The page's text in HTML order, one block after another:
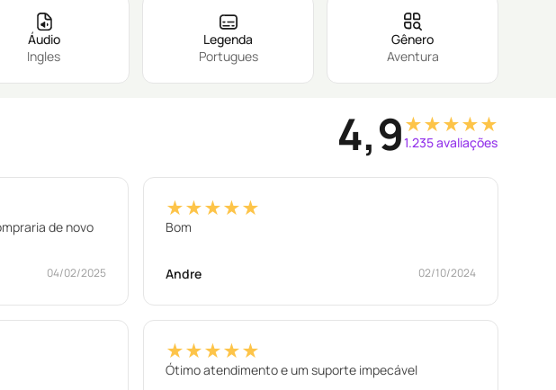
Áudio
Ingles
Legenda
Portugues
Gênero
Aventura
4,9★★★★★
1.235 avaliações
de novo
04/02/2025
★★★★★
Bom
Andre 02/10/2024
★★★★★
Ótimo atendimento e um suporte impecável